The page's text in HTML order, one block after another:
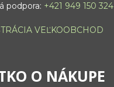
podpora: +421 949 150 324
VEĽKOOBCHOD
O NÁKUPE